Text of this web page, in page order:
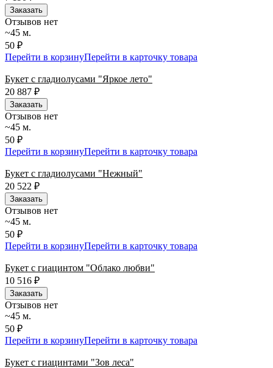
Заказать
Отзывов нет
~45 м.
50 ₽
Перейти в корзинуПерейти в карточку товара
Букет с гладиолусами "Яркое лето"
20 887 ₽
Заказать
Отзывов нет
~45 м.
50 ₽
Перейти в корзинуПерейти в карточку товара
Букет с гладиолусами "Нежный"
20 522 ₽
Заказать
Отзывов нет
~45 м.
50 ₽
Перейти в корзинуПерейти в карточку товара
Букет с гиацинтом "Облако любви"
10 516 ₽
Заказать
Отзывов нет
~45 м.
50 ₽
Перейти в корзинуПерейти в карточку товара
Букет с гиацинтами "Зов леса"